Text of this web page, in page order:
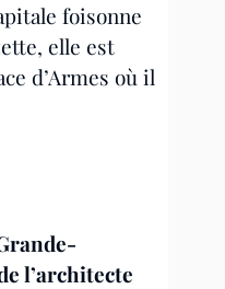
foisonne
elle est
d’Armes où il
l’architecte